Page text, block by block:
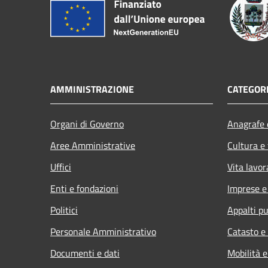
AMMINISTRAZIONE
Organi di Governo
Aree Amministrative
Uffici
Enti e fondazioni
Politici
Personale Amministrativo
Documenti e dati
Cultura
Vita
Imprese
Appalti
Catasto
Mobilità